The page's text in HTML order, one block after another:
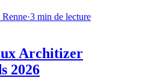
·3 min de lecture
Architizer
2026